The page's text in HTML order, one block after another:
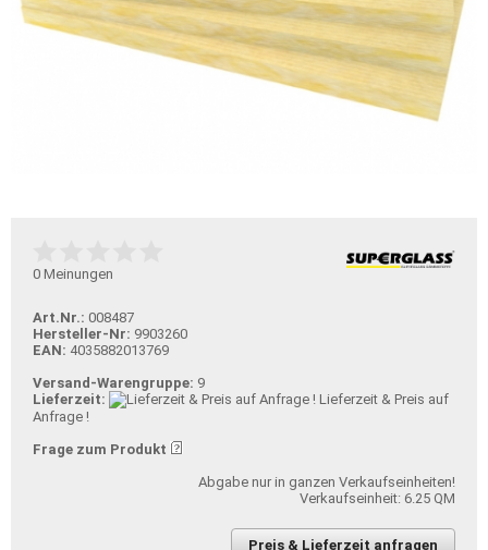
0 Meinungen
Art.Nr.: 008487
Hersteller-Nr: 9903260
EAN: 4035882013769
Versand-Warengruppe: 9
Lieferzeit:
Lieferzeit & Preis auf
Anfrage !
Frage zum Produkt
Abgabe nur in ganzen Verkaufseinheiten!
Verkaufseinheit: 6.25 QM
Preis & Lieferzeit anfragen